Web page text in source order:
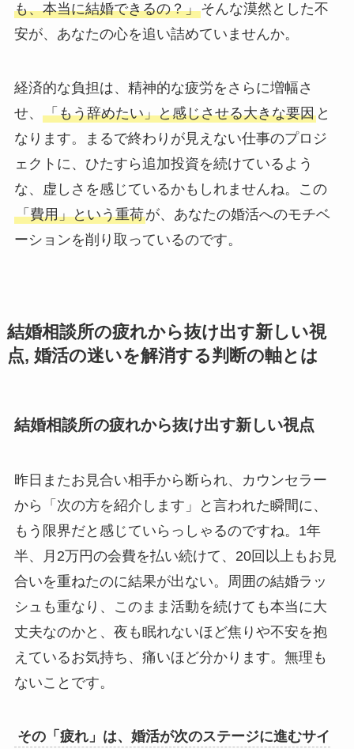
も、本当に結婚できるの？」そんな漠然とした不
安が、あなたの心を追い詰めていませんか。
経済的な負担は、精神的な疲労をさらに増幅さ
せ、 「もう辞めたい」と感じさせる大きな要因と
なります。まるで終わりが見えない仕事のプロジ
ェクトに、ひたすら追加投資を続けているよう
な、虚しさを感じているかもしれませんね。この
「費用」という重荷が、あなたの婚活へのモチベ
ーションを削り取っているのです。
結婚相談所の疲れから抜け出す新しい視
点, 婚活の迷いを解消する判断の軸とは
結婚相談所の疲れから抜け出す新しい視点
昨日またお見合い相手から断られ、カウンセラー
から「次の方を紹介します」と言われた瞬間に、
もう限界だと感じていらっしゃるのですね。1年
半、月2万円の会費を払い続けて、20回以上もお見
合いを重ねたのに結果が出ない。周囲の結婚ラッ
シュも重なり、このまま活動を続けても本当に大
丈夫なのかと、夜も眠れないほど焦りや不安を抱
えているお気持ち、痛いほど分かります。無理も
ないことです。
その「疲れ」は、婚活が次のステージに進むサイ